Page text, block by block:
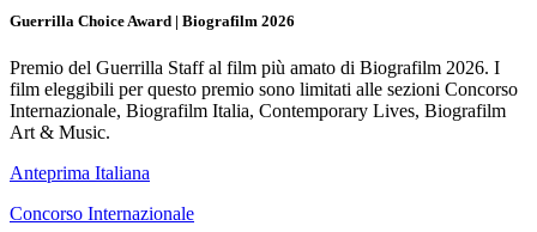
Guerrilla Choice Award | Biografilm 2026
Premio del Guerrilla Staff al film più amato di Biografilm 2026. I
film eleggibili per questo premio sono limitati alle sezioni Concorso
Internazionale, Biografilm Italia, Contemporary Lives, Biografilm
Art & Music.
Anteprima Italiana
Concorso Internazionale